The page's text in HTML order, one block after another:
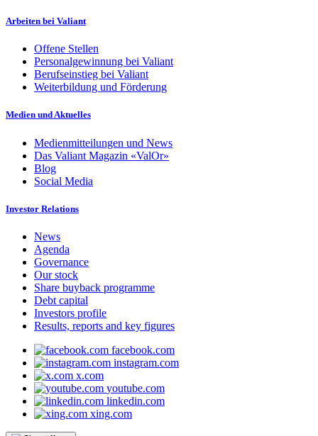
Arbeiten bei Valiant
Offene Stellen
Personalgewinnung bei Valiant
Berufseinstieg bei Valiant
Weiterbildung und Förderung
Medien und Aktuelles
Medienmitteilungen und News
Das Valiant Magazin «ValOr»
Blog
Social Media
Investor Relations
News
Agenda
Governance
Our stock
Share buyback programme
Debt capital
Investors profile
Results, reports and key figures
facebook.com
instagram.com
x.com
youtube.com
linkedin.com
xing.com